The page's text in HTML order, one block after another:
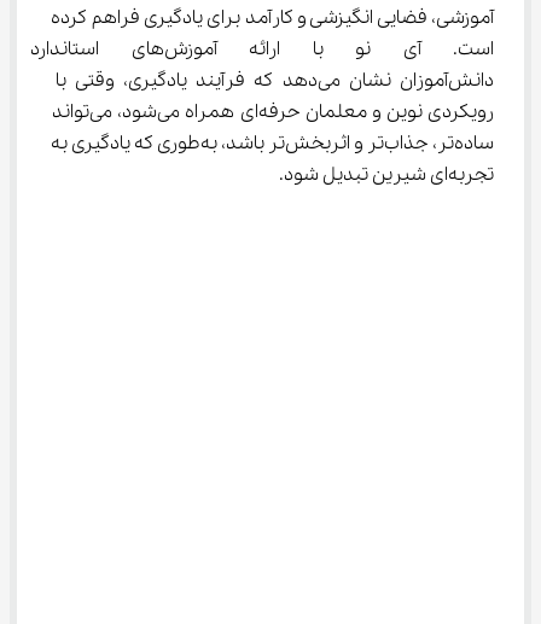
آموزشی، فضایی انگیزشی و کارآمد برای یادگیری فراهم کرده
است. آی نو با ارائه
دانش‌آموزان نشان می‌دهد که فرآیند یادگیری، وقتی با
رویکردی نوین و معلمان حرفه‌ای همراه می‌شود، می‌تواند
ساده‌تر، جذاب‌تر و اثربخش‌تر باشد، به‌طوری که یادگیری به
تجربه‌ای شیرین تبدیل شود.